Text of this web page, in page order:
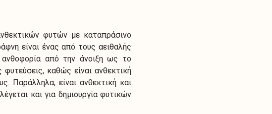
φυτών με καταπράσινο
είναι ένας από τους αειθαλής
ανθοφορία από την άνοιξη ως το
καθώς είναι ανθεκτική
Παράλληλα, είναι ανθεκτική και
και για δημιουργία φυτικών